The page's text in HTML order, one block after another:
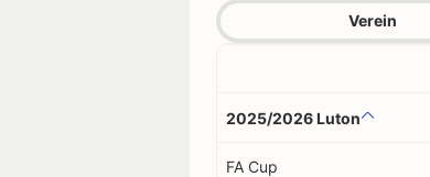
Verein
2025/2026 Luton
FA Cup